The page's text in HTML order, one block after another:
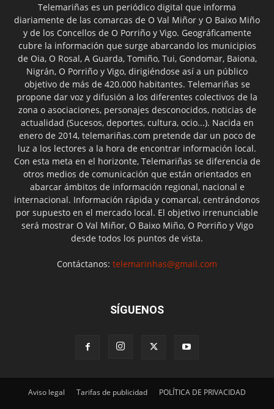
Telemariñas es un periódico digital que informa
diariamente de las comarcas de O Val Miñor y O Baixo Miño
y de los Concellos de O Porriño y Vigo. Geográficamente
cubre la información que surge abarcando los municipios
de Oia, O Rosal, A Guarda, Tomiño, Tui, Gondomar, Baiona,
Nigrán, O Porriño y Vigo, dirigiéndose así a un público
objetivo de más de 420.000 habitantes. Telemariñas se
propone dar voz y difusión a los diferentes colectivos de la
zona o asociaciones, personajes desconocidos, noticias de
actualidad (Sucesos, deportes, cultura, ocio...). Nacida en
enero de 2014, telemariñas.com pretende dar un poco de
luz a los lectores a la hora de encontrar información local.
Con esta meta en el horizonte, Telemariñas se diferencia de
otros medios de comunicación que están orientados en
abarcar ámbitos de información regional, nacional e
internacional. Información rápida y comarcal, centrándonos
por supuesto en el mercado local. El objetivo irrenunciable
será mostrar O Val Miñor, O Baixo Miño, O Porriño y Vigo
desde todos los puntos de vista.
Contáctanos: telemarinhas@gmail.com
SÍGUENOS
Aviso legal Tarifas de publicidad POLÍTICA DE PRIVACIDAD